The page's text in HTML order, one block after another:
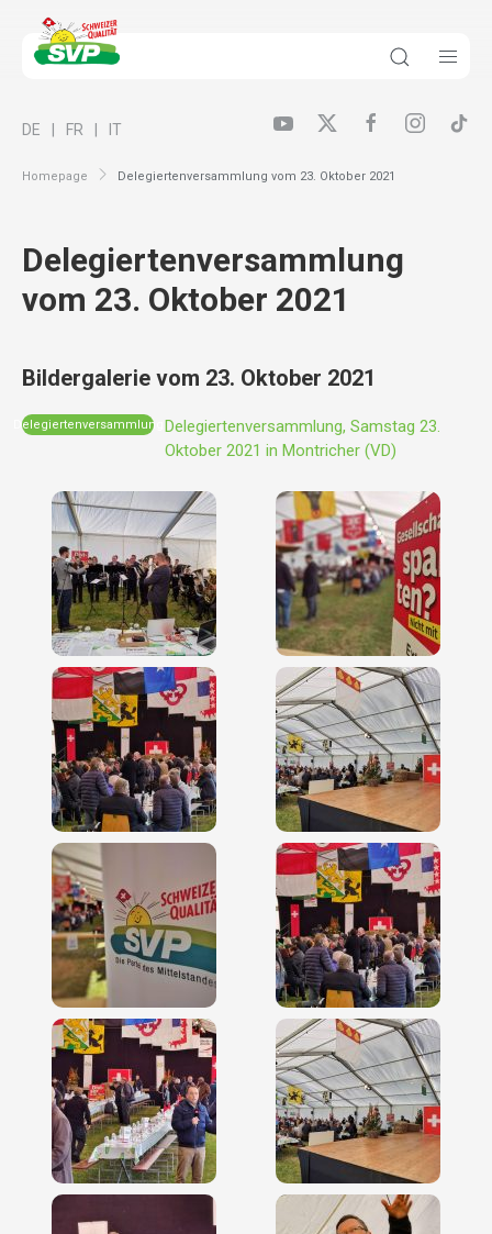
Homepage Delegiertenversammlung vom 23. Oktober 2021
DE FR IT
Delegiertenversammlung
vom 23. Oktober 2021
Bildergalerie vom 23. Oktober 2021
Delegiertenversammlung
Delegiertenversammlung, Samstag 23.
Oktober 2021 in Montricher (VD)